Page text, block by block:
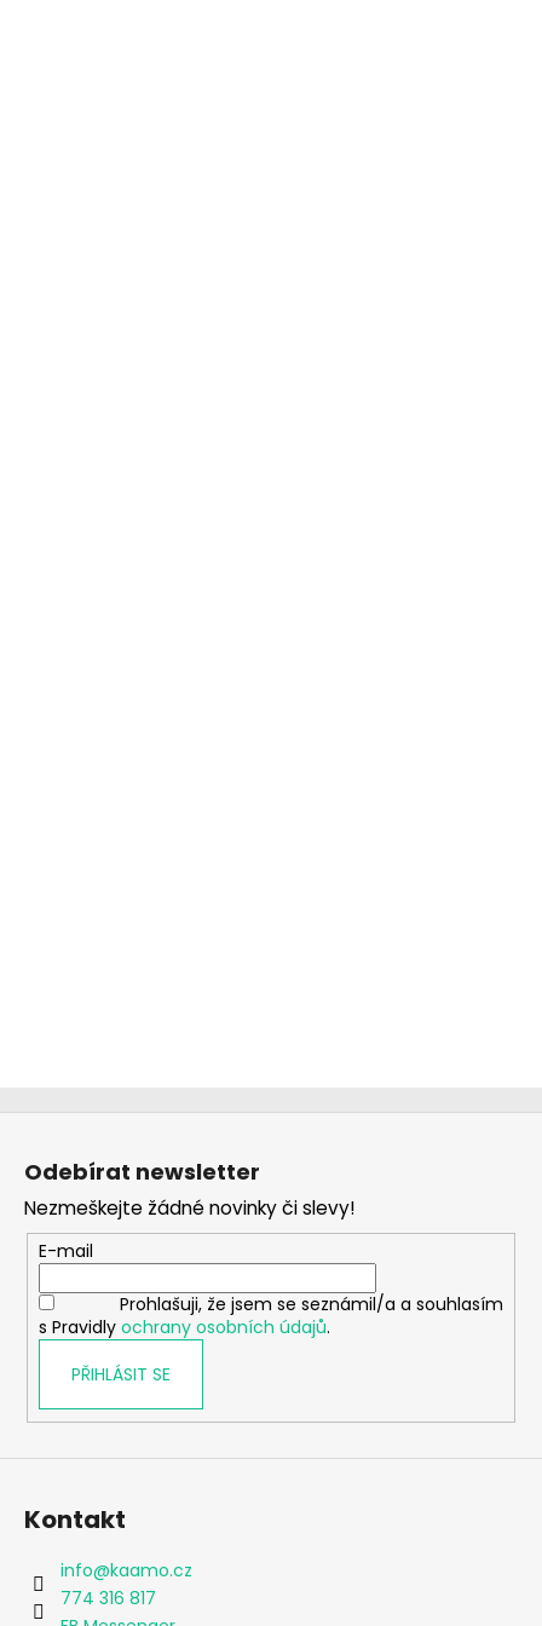
Z
Odebírat newsletter
Nezmeškejte žádné novinky či slevy!
E-mail
Prohlašuji, že jsem se seznámil/a a souhlasím
s Pravidly ochrany osobních údajů.
PŘIHLÁSIT SE
Kontakt
info@kaamo.cz
774 316 817